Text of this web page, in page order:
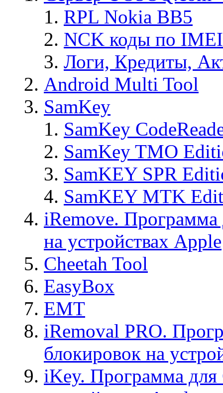
RPL Nokia BB5
NCK коды по IMEI
Логи, Кредиты,
Android Multi Tool
SamKey
SamKey
SamKey TMO
SamKEY SPR
SamKEY MTK
iRemove. Программа
на устройствах Apple
Cheetah Tool
EasyBox
EMT
iRemoval PRO.
блокировок на
iKey. Программа для